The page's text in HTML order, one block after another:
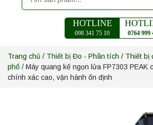
HOTLINE
098 341 75 10 0764 999
Trang chủ / Thiết bị Đo - Phân tích / Thiết bị
phổ / Máy quang kế ngọn lửa FP7303 PEAK
chính xác cao, vận hành ổn định